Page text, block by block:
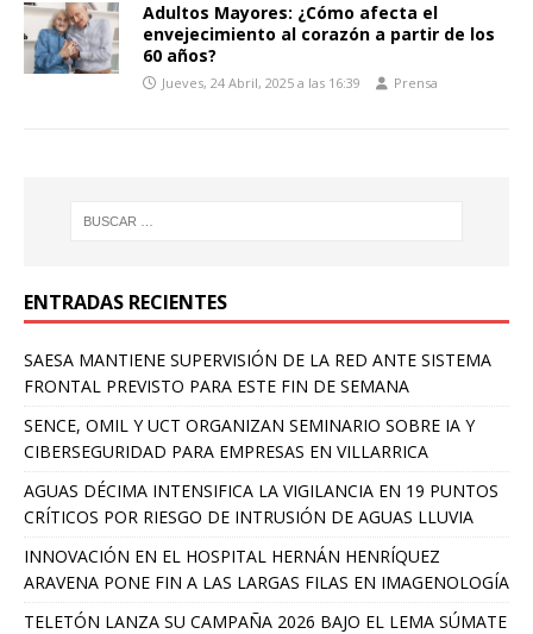
Adultos Mayores: ¿Cómo afecta el
envejecimiento al corazón a partir de los
60 años?
Jueves, 24 Abril, 2025 a las 16:39 Prensa
ENTRADAS RECIENTES
SAESA MANTIENE SUPERVISIÓN DE LA RED ANTE SISTEMA
FRONTAL PREVISTO PARA ESTE FIN DE SEMANA
SENCE, OMIL Y UCT ORGANIZAN SEMINARIO SOBRE IA Y
CIBERSEGURIDAD PARA EMPRESAS EN VILLARRICA
AGUAS DÉCIMA INTENSIFICA LA VIGILANCIA EN 19 PUNTOS
CRÍTICOS POR RIESGO DE INTRUSIÓN DE AGUAS LLUVIA
INNOVACIÓN EN EL HOSPITAL HERNÁN HENRÍQUEZ
ARAVENA PONE FIN A LAS LARGAS FILAS EN IMAGENOLOGÍA
TELETÓN LANZA SU CAMPAÑA 2026 BAJO EL LEMA SÚMATE